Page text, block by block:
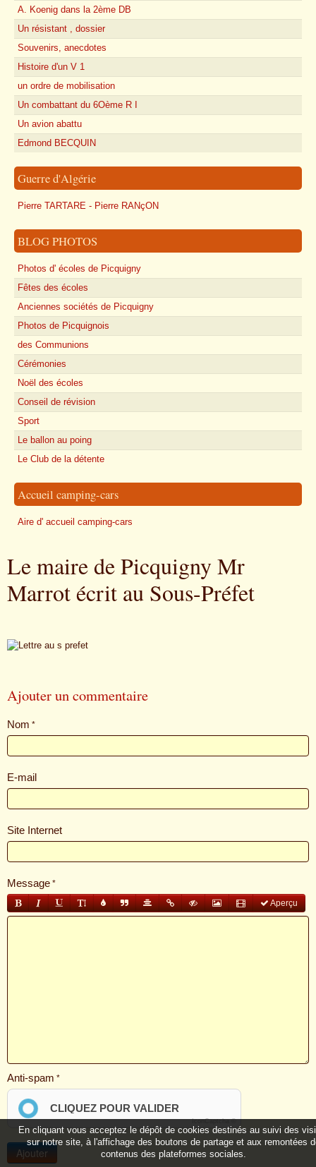
A. Koenig dans la 2ème DB
Un résistant , dossier
Souvenirs, anecdotes
Histoire d'un V 1
un ordre de mobilisation
Un combattant du 6Oème R I
Un avion abattu
Edmond BECQUIN
Guerre d'Algérie
Pierre TARTARE - Pierre RANçON
BLOG PHOTOS
Photos d' écoles de Picquigny
Fêtes des écoles
Anciennes sociétés de Picquigny
Photos de Picquignois
des Communions
Cérémonies
Noël des écoles
Conseil de révision
Sport
Le ballon au poing
Le Club de la détente
Accueil camping-cars
Aire d' accueil camping-cars
Le maire de Picquigny Mr
Marrot écrit au Sous-Préfet
Ajouter un commentaire
Nom
E-mail
Site Internet
Message
Aperçu
Anti-spam
CLIQUEZ POUR VALIDER
IconCaptcha ©
En cliquant vous acceptez le dépôt de cookies destinés au suivi des
sur notre site, à l'affichage des boutons de partage et aux remontées
contenus des plateformes sociales.